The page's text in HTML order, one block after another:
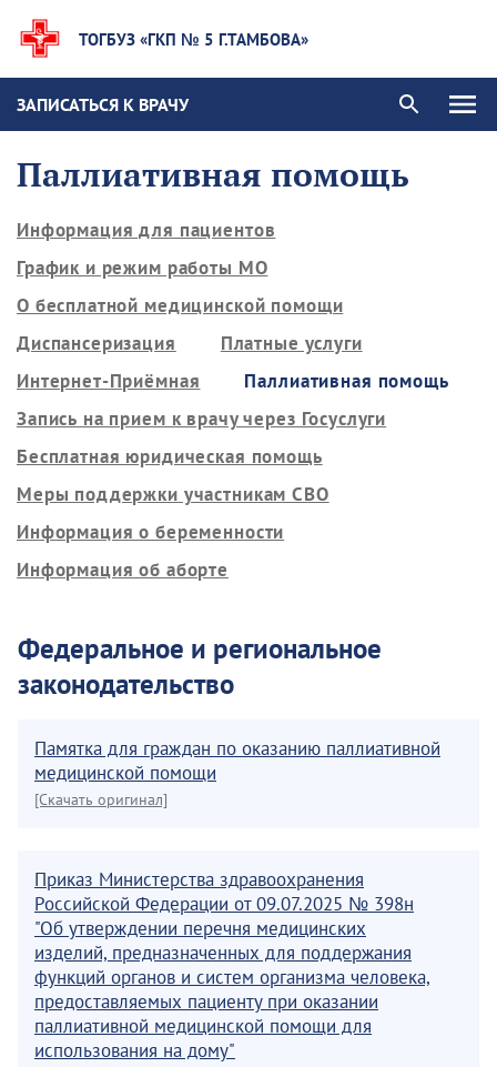
ТОГБУЗ «ГКП № 5 Г.ТАМБОВА»
ЗАПИСАТЬСЯ К ВРАЧУ
Паллиативная помощь
Информация для пациентов
График и режим работы МО
О бесплатной медицинской помощи
Диспансеризация
Платные услуги
Интернет-Приёмная
Паллиативная помощь
Запись на прием к врачу через Госуслуги
Бесплатная юридическая помощь
Меры поддержки участникам СВО
Информация о беременности
Информация об аборте
Федеральное и региональное
законодательство
Памятка для граждан по оказанию паллиативной
медицинской помощи
[Скачать оригинал]
Приказ Министерства здравоохранения
Российской Федерации от 09.07.2025 № 398н
"Об утверждении перечня медицинских
изделий, предназначенных для поддержания
функций органов и систем организма человека,
предоставляемых пациенту при оказании
паллиативной медицинской помощи для
использования на дому"